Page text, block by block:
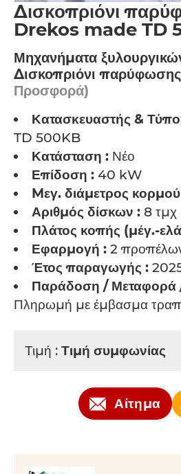
Δισκοπριόνι
Drekos made TD
Μηχανήματα
Δισκοπριόνι παρύφωσης
Προσφορά)
Κατασκευαστής &
TD 500KB
Κατάσταση : Νέο
Επίδοση : 40 kW
Mεγ. διάμετρος
Αριθμός δίσκων : 8 τμχ
Πλάτος κοπής (μέγ.-
Εφαρμογή : 2
Έτος παραγωγής :
Παράδοση /
Πληρωμή με έμβασμα
Τιμή : Τιμή συμφωνίας
Αίτημα